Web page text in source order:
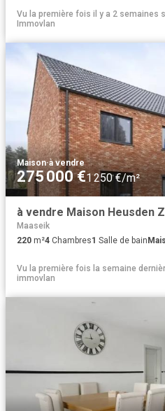
Vu la première fois il y a 2 semaines
Immovlan
Maison·à vendre
275 000 €1 250 €/m²
à vendre Maison Heusden
Maaseik
220 m²4 Chambres1 Salle de bain
Vu la première fois la semaine
immovlan